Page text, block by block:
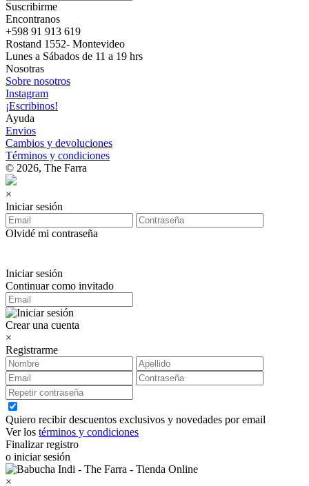
Suscribirme
Encontranos
+598 91 913 619
Rostand 1552- Montevideo
Lunes a Sábados de 11 a 19 hrs
Nosotras
Sobre nosotros
Instagram
¡Escribinos!
Ayuda
Envios
Cambios y devoluciones
Términos y condiciones
© 2026, The Farra
×
Iniciar sesión
Olvidé mi contraseña
Iniciar sesión
Continuar como invitado
Crear una cuenta
×
Registrarme
Quiero recibir descuentos exclusivos y novedades por email
Ver los términos y condiciones
Finalizar registro
o iniciar sesión
×